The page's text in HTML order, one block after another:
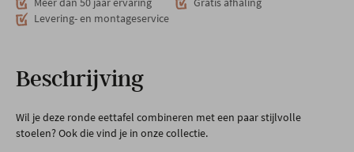
Levering- en montageservice
Beschrijving
Wil je deze ronde eettafel combineren met een paar stijlvolle
stoelen? Ook die vind je in onze collectie.